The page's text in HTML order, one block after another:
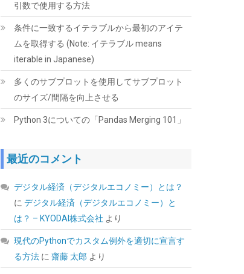
(545161 ) GBP 124.00
(2026-08-08
04:05 GMT +09:00 時点 -
玄人志向 電源ユニット 850W ATX 電源 80
PLUS ゴールド PC電源 フルプラグイン セミフ
ァンレス ホワイト KRPW-GA850W/90+/WHITE
(54363) GBP 67.77 (2026-08-08 04:05
GMT +09:00 時点 -詳細はこちら)
引数で使用する方法
条件に一致するイテラブルから最初のアイテ
ムを取得する (Note: イテラブル means
iterable in Japanese)
多くのサブプロットを使用してサブプロット
のサイズ/間隔を向上させる
Python 3についての「Pandas Merging 101」
最近のコメント
デジタル経済（デジタルエコノミー）とは？
にデジタル経済（デジタルエコノミー）と
は？ – KYODAI株式会社 より
現代のPythonでカスタム例外を適切に宣言す
る方法 に齋藤 太郎 より